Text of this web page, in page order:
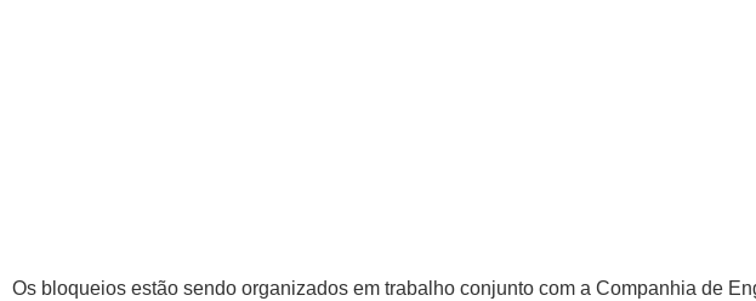
Os bloqueios estão sendo organizados em trabalho conjunto com a Companhia de